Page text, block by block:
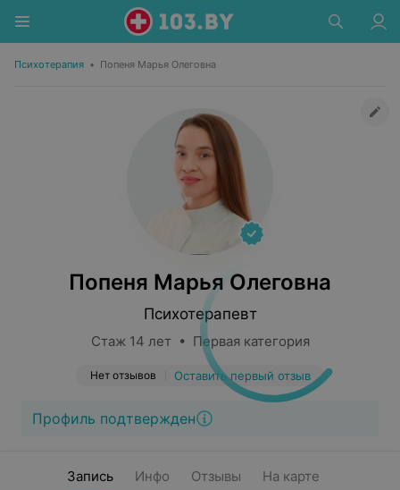
Психотерапия • Попеня Марья Олеговна
Попеня Марья Олеговна
Психотерапевт
Стаж 14 лет • Первая категория
Нет отзывов Оставить первый отзыв
Профиль подтвержден
Запись Инфо Отзывы На карте